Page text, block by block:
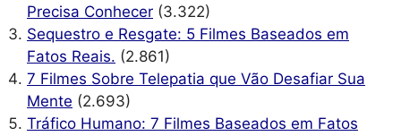
Precisa Conhecer (3.322)
Sequestro e Resgate: 5 Filmes Baseados em
Fatos Reais. (2.861)
7 Filmes Sobre Telepatia que Vão Desafiar Sua
Mente (2.693)
Tráfico Humano: 7 Filmes Baseados em Fatos